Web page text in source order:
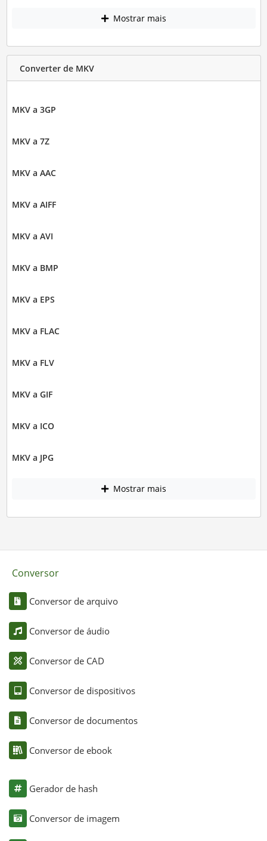
Mostrar mais
Converter de MKV
MKV a 3GP
MKV a 7Z
MKV a AAC
MKV a AIFF
MKV a AVI
MKV a BMP
MKV a EPS
MKV a FLAC
MKV a FLV
MKV a GIF
MKV a ICO
MKV a JPG
Mostrar mais
Conversor
Conversor de arquivo
Conversor de áudio
Conversor de CAD
Conversor de dispositivos
Conversor de documentos
Conversor de ebook
Gerador de hash
Conversor de imagem